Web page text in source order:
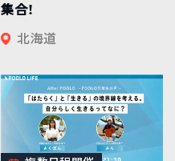
集合！
北海道